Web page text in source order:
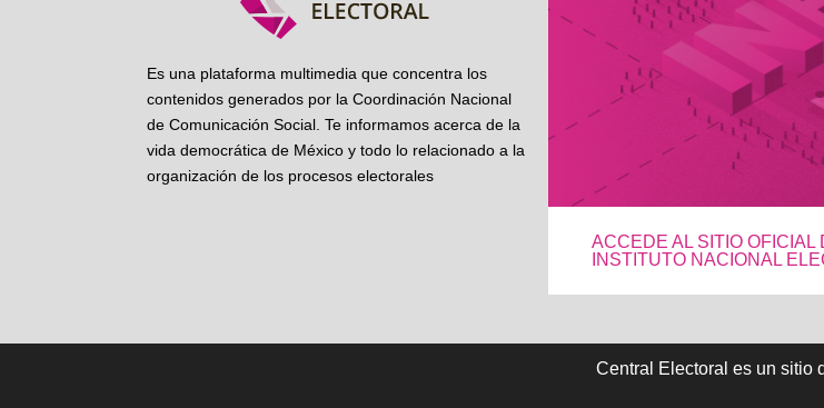
Es una plataforma multimedia que concentra los
contenidos generados por la Coordinación Nacional
de Comunicación Social. Te informamos acerca de la
vida democrática de México y todo lo relacionado a la
organización de los procesos electorales
ACCEDE AL SITIO OFICIAL
INSTITUTO NACIONAL
Central Electoral es un sitio